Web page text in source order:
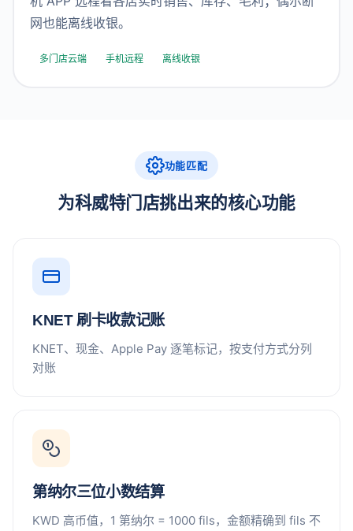
网也能离线收银。
多门店云端 手机远程 离线收银
功能匹配
为科威特门店挑出来的核心功能
KNET 刷卡收款记账
KNET、现金、Apple Pay 逐笔标记，按支付方式分列
对账
第纳尔三位小数结算
KWD 高币值，1 第纳尔 = 1000 fils，金额精确到 fils 不